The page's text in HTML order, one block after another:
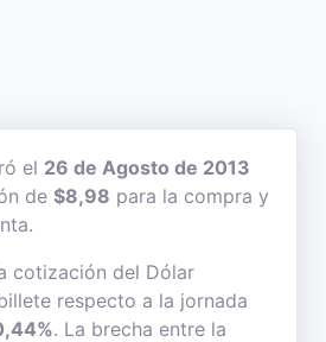
el 26 de Agosto de 2013
de $8,98 para la compra y
cotización del Dólar
respecto a la jornada
. La brecha entre la